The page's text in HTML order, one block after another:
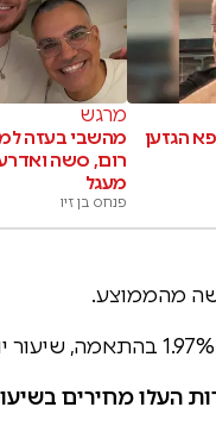
הגזען
מרגש
מהשבי בעזה
רום, סשה
מעגל
פנחס בן זיו
העלו מחירים